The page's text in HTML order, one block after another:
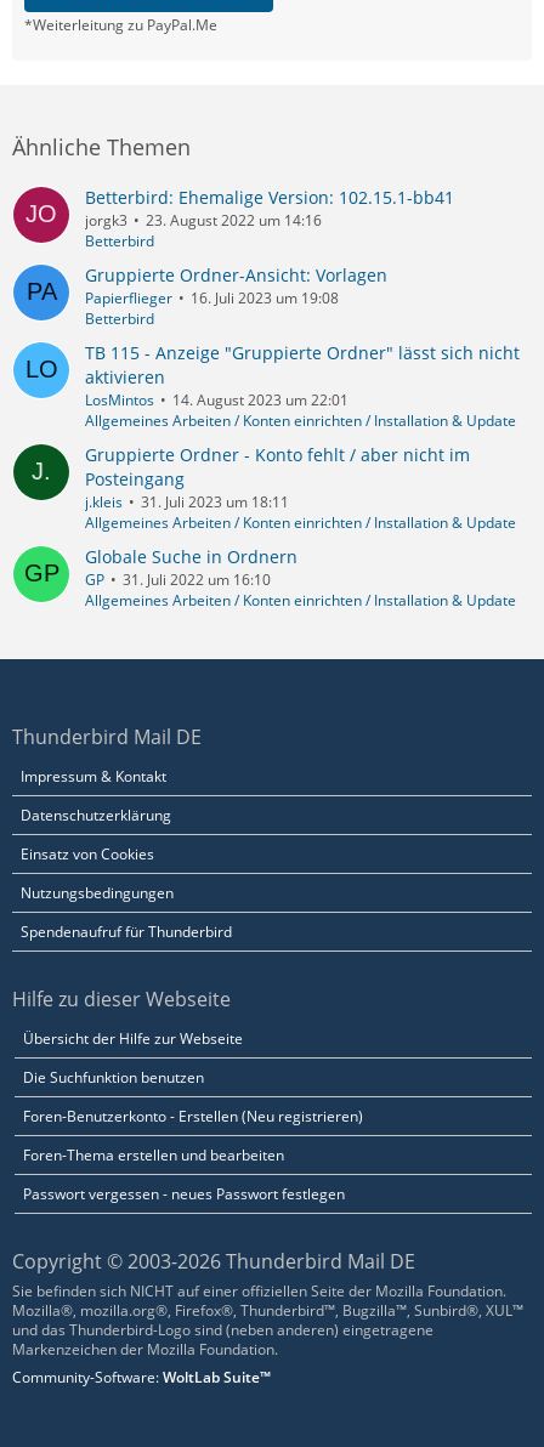
*Weiterleitung zu PayPal.Me
Ähnliche Themen
Betterbird: Ehemalige Version: 102.15.1-bb41
jorgk3
23. August 2022 um 14:16
Betterbird
Gruppierte Ordner-Ansicht: Vorlagen
Papierflieger
16. Juli 2023 um 19:08
Betterbird
TB 115 - Anzeige "Gruppierte Ordner" lässt sich nicht
aktivieren
LosMintos
14. August 2023 um 22:01
Allgemeines Arbeiten / Konten einrichten / Installation & Update
Gruppierte Ordner - Konto fehlt / aber nicht im
Posteingang
j.kleis
31. Juli 2023 um 18:11
Allgemeines Arbeiten / Konten einrichten / Installation & Update
Globale Suche in Ordnern
GP
31. Juli 2022 um 16:10
Allgemeines Arbeiten / Konten einrichten / Installation & Update
Thunderbird Mail DE
Impressum & Kontakt
Datenschutzerklärung
Einsatz von Cookies
Nutzungsbedingungen
Spendenaufruf für Thunderbird
Hilfe zu dieser Webseite
Übersicht der Hilfe zur Webseite
Die Suchfunktion benutzen
Foren-Benutzerkonto - Erstellen (Neu registrieren)
Foren-Thema erstellen und bearbeiten
Passwort vergessen - neues Passwort festlegen
Copyright © 2003-2026 Thunderbird Mail DE
Sie befinden sich NICHT auf einer offiziellen Seite der Mozilla Foundation.
Mozilla®, mozilla.org®, Firefox®, Thunderbird™, Bugzilla™, Sunbird®, XUL™
und das Thunderbird-Logo sind (neben anderen) eingetragene
Markenzeichen der Mozilla Foundation.
Community-Software:WoltLab Suite™